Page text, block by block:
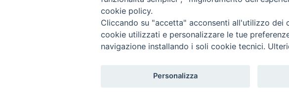
Copyright © 2019 - Tutti i diritti riservati - Vita Trentina
cookie policy.
Cliccando su "accetta" acconsenti all'utilizzo dei
cookie utilizzati e personalizzare le tue
navigazione installando i soli cookie tecnici.
Personalizza